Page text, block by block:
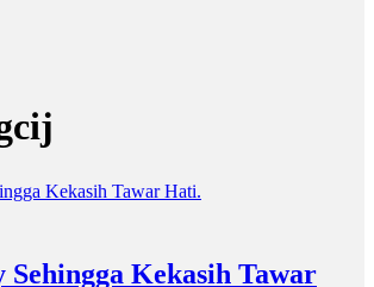
Sehingga Kekasih Tawar